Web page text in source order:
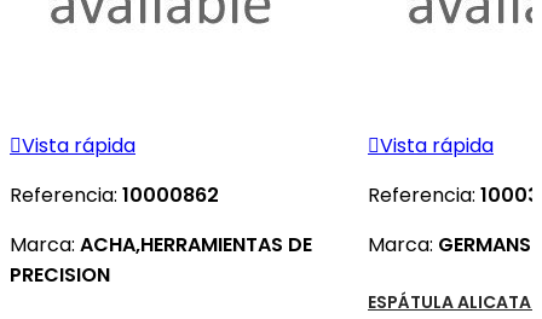
Vista rápida
Referencia: 10000862
Marca: ACHA,HERRAMIENTAS DE
PRECISION
Vista rápida
Referencia:
Marca: GERMANS
ESPÁTULA